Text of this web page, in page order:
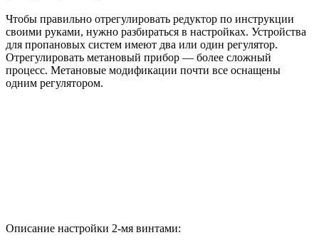
Чтобы правильно отрегулировать редуктор по инструкции
своими руками, нужно разбираться в настройках. Устройства
для пропановых систем имеют два или один регулятор.
Отрегулировать метановый прибор — более сложный
процесс. Метановые модификации почти все оснащены
одним регулятором.
Описание настройки 2-мя винтами: